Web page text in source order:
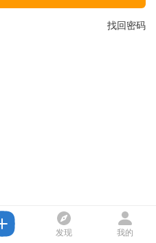
找回密码
发现 我的